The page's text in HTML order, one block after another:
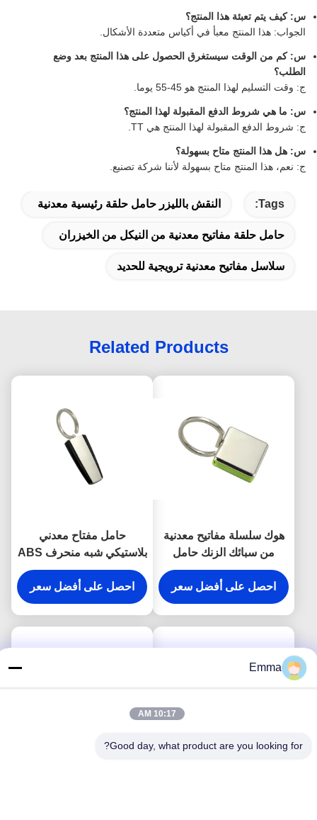
س: كيف يتم تعبئة هذا المنتج؟
الجواب: هذا المنتج معبأ في أكياس متعددة الأشكال.
س: كم من الوقت سيستغرق الحصول على هذا المنتج بعد وضع
الطلب؟
ج: وقت التسليم لهذا المنتج هو 45-55 يوما.
س: ما هي شروط الدفع المقبولة لهذا المنتج؟
ج: شروط الدفع المقبولة لهذا المنتج هي TT.
س: هل هذا المنتج متاح بسهولة؟
ج: نعم، هذا المنتج متاح بسهولة لأننا شركة تصنيع.
Tags: النقش بالليزر حامل حلقة رئيسية معدنية
حامل حلقة مفاتيح معدنية من النيكل من الخيزران
سلاسل مفاتيح معدنية ترويجية للحديد
Related Products
هوك سلسلة مفاتيح معدنية
من سبائك الزنك حامل
المفاجئة المضادة للصدأ
محفورة أقراط معدنية
احصل على أفضل سعر
حامل مفتاح معدني
بلاستيكي شبه منحرف ABS
مطلي بالفضة
احصل على أفضل سعر
Emma
10:17 AM
Good day, what product are you looking for?